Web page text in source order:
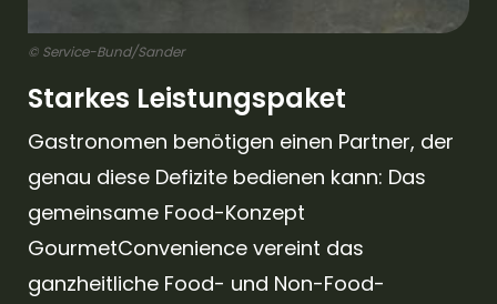
© Service-Bund/Sander
Starkes Leistungspaket
Gastronomen benötigen einen Partner, der
genau diese Defizite bedienen kann: Das
gemeinsame Food-Konzept
GourmetConvenience vereint das
ganzheitliche Food- und Non-Food-